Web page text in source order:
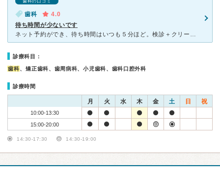
歯科の口コミ
歯科
4.0
待ち時間が少ないです
ネット予約ができ、待ち時間はいつも５分ほど。検診＋クリーニングで１５分ほどで終わります。一年ほど前はとても優しく穏やかな歯科衛生士さんばかりでしたが、最近伺ったら割と普通な方になってました。行くたびに
診療科目：
歯科、矯正歯科、歯周病科、小児歯科、歯科口腔外科
診療時間
月 火 水 木 金 土 日 祝
10:00-13:30
15:00-20:00
14:30-17:30 14:30-19:00